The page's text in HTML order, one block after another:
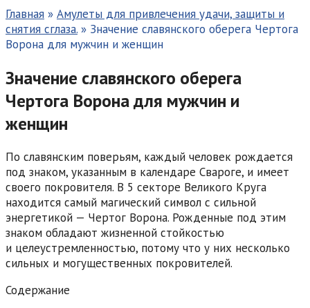
Главная » Амулеты для привлечения удачи, защиты и
снятия сглаза. » Значение славянского оберега Чертога
Ворона для мужчин и женщин
Значение славянского оберега
Чертога Ворона для мужчин и
женщин
По славянским поверьям, каждый человек рождается
под знаком, указанным в календаре Свароге, и имеет
своего покровителя. В 5 секторе Великого Круга
находится самый магический символ с сильной
энергетикой — Чертог Ворона. Рожденные под этим
знаком обладают жизненной стойкостью
и целеустремленностью, потому что у них несколько
сильных и могущественных покровителей.
Содержание